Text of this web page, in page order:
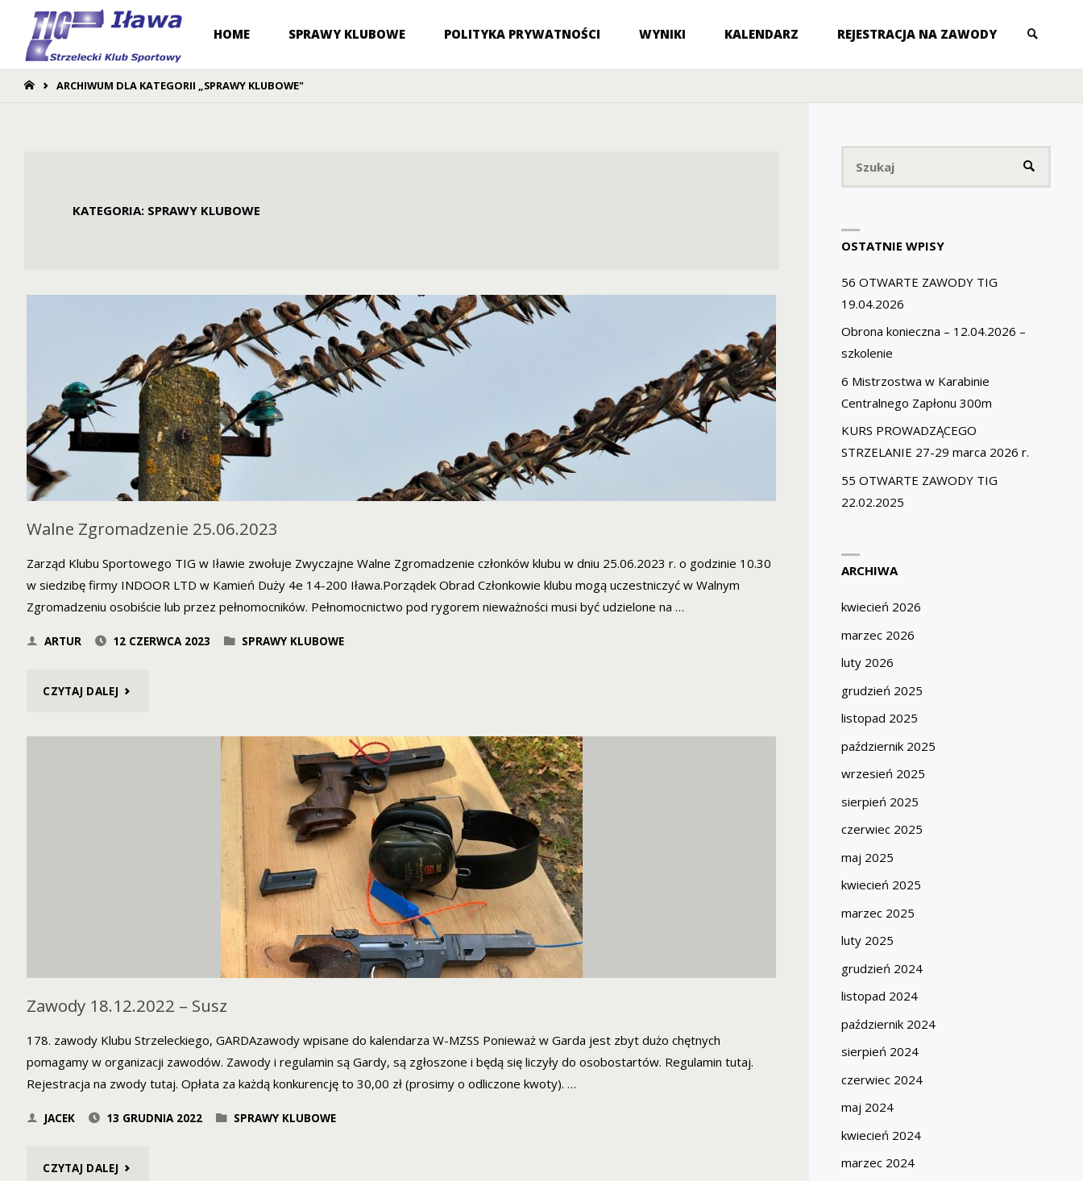
HOME SPRAWY KLUBOWE POLITYKA PRYWATNOŚCI WYNIKI KALENDARZ REJESTRACJA NA ZAWODY
SZUKAJ
STRONA
ARCHIWUM DLA KATEGORII „SPRAWY KLUBOWE"
KATEGORIA: SPRAWY KLUBOWE
Walne Zgromadzenie 25.06.2023
Zarząd Klubu Sportowego TIG w Iławie zwołuje Zwyczajne Walne Zgromadzenie członków klubu w dniu 25.06.2023 r. o godzinie 10.30
w siedzibę firmy INDOOR LTD w Kamień Duży 4e 14-200 Iława.Porządek Obrad Członkowie klubu mogą uczestniczyć w Walnym
Zgromadzeniu osobiście lub przez pełnomocników. Pełnomocnictwo pod rygorem nieważności musi być udzielone na …
ARTUR 12 CZERWCA 2023 SPRAWY KLUBOWE
CZYTAJ DALEJ"WALNE
Zawody 18.12.2022 – Susz
178. zawody Klubu Strzeleckiego, GARDAzawody wpisane do kalendarza W-MZSS Ponieważ w Garda jest zbyt dużo chętnych
pomagamy w organizacji zawodów. Zawody i regulamin są Gardy, są zgłoszone i będą się liczyły do osobostartów. Regulamin tutaj.
Rejestracja na zwody tutaj. Opłata za każdą konkurencję to 30,00 zł (prosimy o odliczone kwoty). …
JACEK 13 GRUDNIA 2022 SPRAWY KLUBOWE
CZYTAJ DALEJ"ZAWODY
SZUKAJ
OSTATNIE WPISY
56 OTWARTE ZAWODY TIG
19.04.2026
Obrona konieczna – 12.04.2026 –
szkolenie
6 Mistrzostwa w Karabinie
Centralnego Zapłonu 300m
KURS PROWADZĄCEGO
STRZELANIE 27-29 marca 2026 r.
55 OTWARTE ZAWODY TIG
22.02.2025
ARCHIWA
kwiecień 2026
marzec 2026
luty 2026
grudzień 2025
listopad 2025
październik 2025
wrzesień 2025
sierpień 2025
czerwiec 2025
maj 2025
kwiecień 2025
marzec 2025
luty 2025
grudzień 2024
listopad 2024
październik 2024
sierpień 2024
czerwiec 2024
maj 2024
kwiecień 2024
marzec 2024